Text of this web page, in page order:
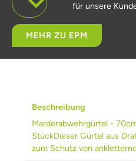
für unsere
MEHR ZU EPM
Beschreibung
Marderabwehrgürtel -
StückDieser Gürtel aus
zum Schutz von